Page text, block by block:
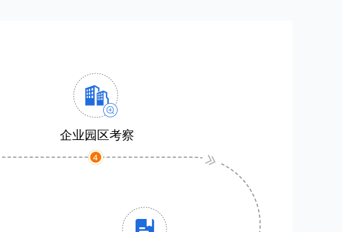
企业园区考察